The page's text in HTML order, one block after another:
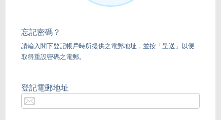
忘記密碼？
請輸入閣下登記帳戶時所提供之電郵地址，並按「呈送」以便
取得重設密碼之電郵。
登記電郵地址